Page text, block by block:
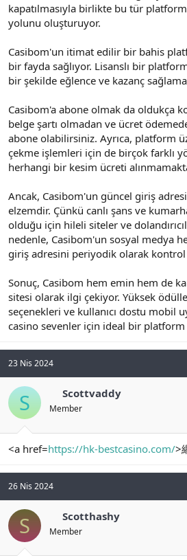
kapatılmasıyla birlikte bu tür
yolunu oluşturuyor.
Casibom'un itimat edilir bir bahis
bir fayda sağlıyor. Lisanslı bir
bir şekilde eğlence ve kazanç
Casibom'a abone olmak da oldukça
belge şartı olmadan ve ücret
abone olabilirsiniz. Ayrıca, platform
çekme işlemleri için de birçok farklı
herhangi bir kesim ücreti
Ancak, Casibom'un güncel giriş
elzemdir. Çünkü canlı şans ve
olduğu için hileli siteler ve
nedenle, Casibom'un sosyal medya
giriş adresini periyodik olarak
Sonuç, Casibom hem emin hem de
sitesi olarak ilgi çekiyor. Yüksek
seçenekleri ve kullanıcı dostu mobil
casino sevenler için ideal bir platform
23 Nis 2024
S Scottvaddy
Member
<a href=https://hk-bestcasino.com/>
26 Nis 2024
S Scotthashy
Member